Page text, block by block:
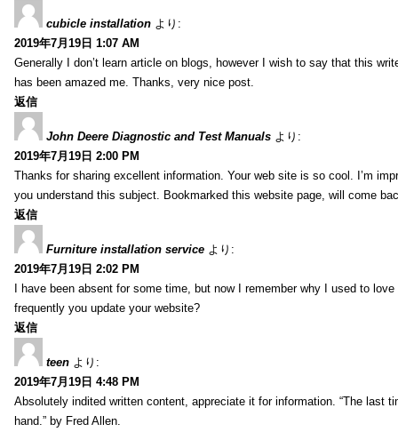
cubicle installation より:
2019年7月19日 1:07 AM
Generally I don’t learn article on blogs, however I wish to say that this
has been amazed me. Thanks, very nice post.
返信
John Deere Diagnostic and Test Manuals より:
2019年7月19日 2:00 PM
Thanks for sharing excellent information. Your web site is so cool. I’m
you understand this subject. Bookmarked this website page, will come
返信
Furniture installation service より:
2019年7月19日 2:02 PM
I have been absent for some time, but now I remember why I used to
frequently you update your website?
返信
teen より:
2019年7月19日 4:48 PM
Absolutely indited written content, appreciate it for information. “The last
hand.” by Fred Allen.